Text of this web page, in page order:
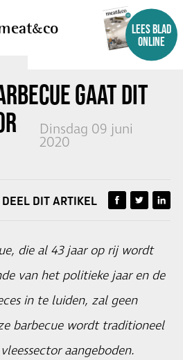
co
LEES BLAD
ONLINE
GAAT DIT
Dinsdag 09 juni
2020
DEEL DIT ARTIKEL
die al 43 jaar op rij wordt
van het politieke jaar en de
in te luiden, zal geen
barbecue wordt traditioneel
aangeboden.